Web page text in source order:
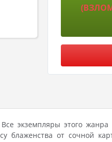
экземпляры этого
от сочной